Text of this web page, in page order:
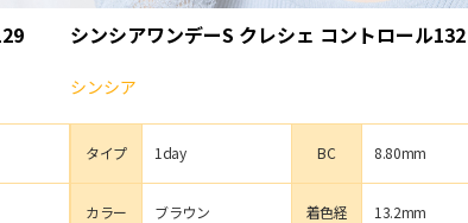
シンシアワンデーS クレシェ コントロール132
シンシア
タイプ 1day BC 8.80mm
カラー ブラウン 着色経 13.2mm